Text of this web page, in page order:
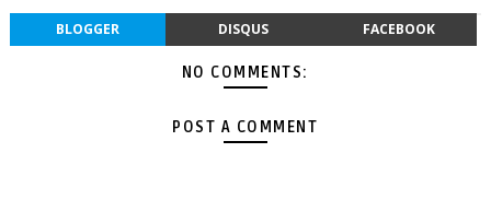
BLOGGER DISQUS FACEBOOK
NO COMMENTS:
POST A COMMENT